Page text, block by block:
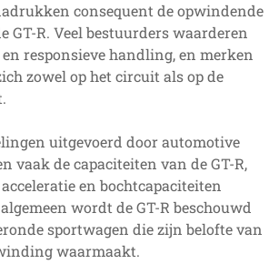
consequent de opwindende
GT-R. Veel bestuurders waarderen
responsieve handling, en merken
zowel op het circuit als op de
uitgevoerd door automotive
vaak de capaciteiten van de GT-R,
en bochtcapaciteiten
wordt de GT-R beschouwd
sportwagen die zijn belofte van
waarmaakt.